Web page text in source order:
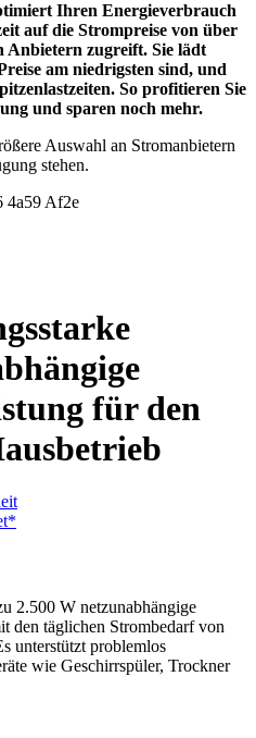
Ihren Energieverbrauch
auf die Strompreise von über
Anbietern zugreift. Sie lädt
am niedrigsten sind, und
So profitieren Sie
und sparen noch mehr.
Auswahl an Stromanbietern
stehen.
für den
2.500 W netzunabhängige
den täglichen Strombedarf von
unterstützt problemlos
wie Geschirrspüler, Trockner